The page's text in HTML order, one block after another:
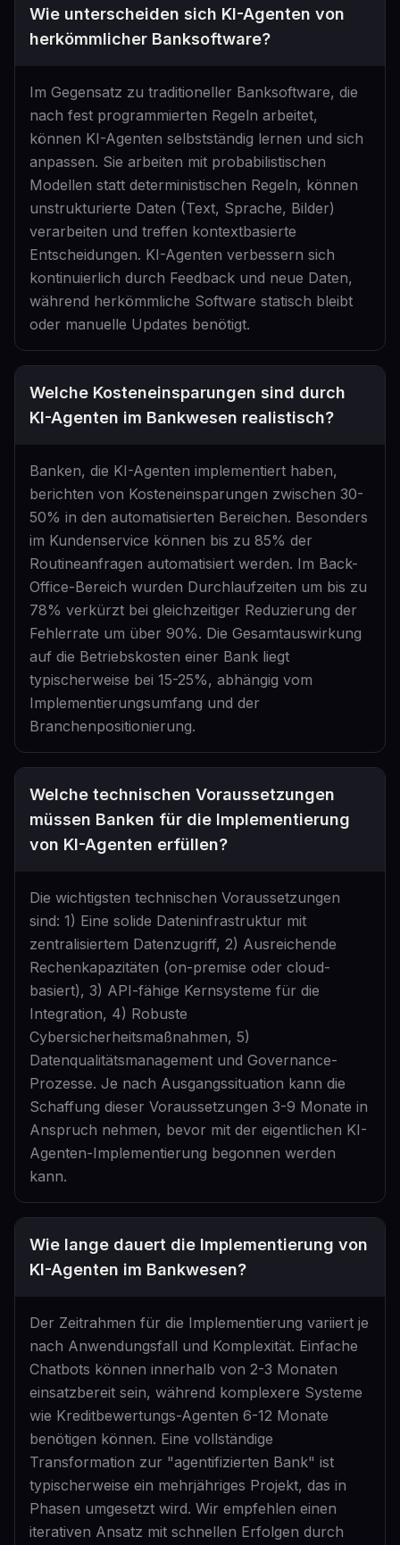
Wie unterscheiden sich KI-Agenten von
herkömmlicher Banksoftware?
Im Gegensatz zu traditioneller Banksoftware, die
nach fest programmierten Regeln arbeitet,
können KI-Agenten selbstständig lernen und sich
anpassen. Sie arbeiten mit probabilistischen
Modellen statt deterministischen Regeln, können
unstrukturierte Daten (Text, Sprache, Bilder)
verarbeiten und treffen kontextbasierte
Entscheidungen. KI-Agenten verbessern sich
kontinuierlich durch Feedback und neue Daten,
während herkömmliche Software statisch bleibt
oder manuelle Updates benötigt.
Welche Kosteneinsparungen sind durch
KI-Agenten im Bankwesen realistisch?
Banken, die KI-Agenten implementiert haben,
berichten von Kosteneinsparungen zwischen 30-
50% in den automatisierten Bereichen. Besonders
im Kundenservice können bis zu 85% der
Routineanfragen automatisiert werden. Im Back-
Office-Bereich wurden Durchlaufzeiten um bis zu
78% verkürzt bei gleichzeitiger Reduzierung der
Fehlerrate um über 90%. Die Gesamtauswirkung
auf die Betriebskosten einer Bank liegt
typischerweise bei 15-25%, abhängig vom
Implementierungsumfang und der
Branchenpositionierung.
Welche technischen Voraussetzungen
müssen Banken für die Implementierung
von KI-Agenten erfüllen?
Die wichtigsten technischen Voraussetzungen
sind: 1) Eine solide Dateninfrastruktur mit
zentralisiertem Datenzugriff, 2) Ausreichende
Rechenkapazitäten (on-premise oder cloud-
basiert), 3) API-fähige Kernsysteme für die
Integration, 4) Robuste
Cybersicherheitsmaßnahmen, 5)
Datenqualitätsmanagement und Governance-
Prozesse. Je nach Ausgangssituation kann die
Schaffung dieser Voraussetzungen 3-9 Monate in
Anspruch nehmen, bevor mit der eigentlichen KI-
Agenten-Implementierung begonnen werden
kann.
Wie lange dauert die Implementierung von
KI-Agenten im Bankwesen?
Der Zeitrahmen für die Implementierung variiert je
nach Anwendungsfall und Komplexität. Einfache
Chatbots können innerhalb von 2-3 Monaten
einsatzbereit sein, während komplexere Systeme
wie Kreditbewertungs-Agenten 6-12 Monate
benötigen können. Eine vollständige
Transformation zur "agentifizierten Bank" ist
typischerweise ein mehrjähriges Projekt, das in
Phasen umgesetzt wird. Wir empfehlen einen
iterativen Ansatz mit schnellen Erfolgen durch